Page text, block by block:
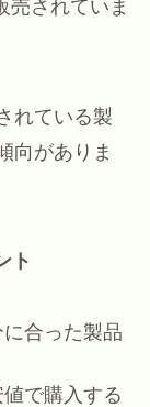
売されていま
れている製
向がありま
ト
合った製品
で購入する